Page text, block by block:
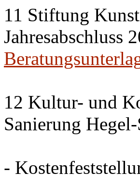
11 Stiftung
Jahresabschluss
12 Kultur- und
Sanierung
-